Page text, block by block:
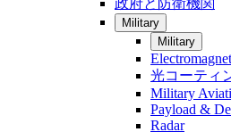
政府と防衛機関
Military
Military
光コーティ
Military
Payload &
Radar